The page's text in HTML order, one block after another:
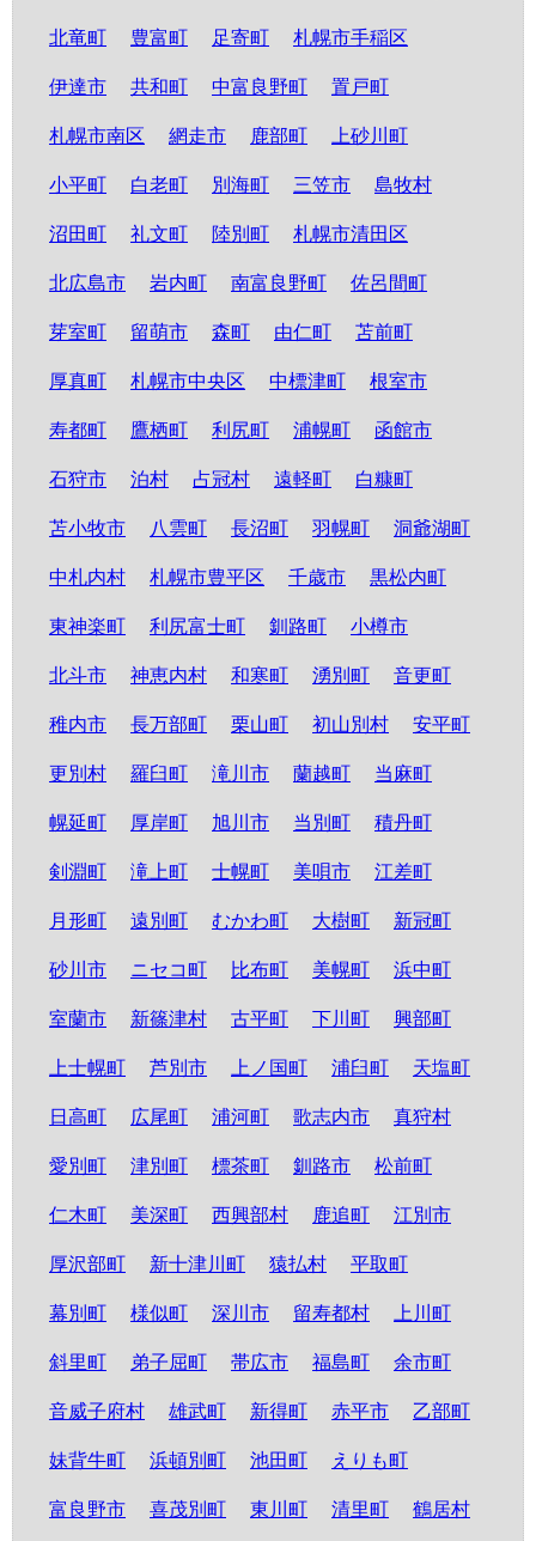
北竜町 豊富町 足寄町 札幌市手稲区
伊達市 共和町 中富良野町 置戸町
札幌市南区 網走市 鹿部町 上砂川町
小平町 白老町 別海町 三笠市 島牧村
沼田町 礼文町 陸別町 札幌市清田区
北広島市 岩内町 南富良野町 佐呂間町
芽室町 留萌市 森町 由仁町 苫前町
厚真町 札幌市中央区 中標津町 根室市
寿都町 鷹栖町 利尻町 浦幌町 函館市
石狩市 泊村 占冠村 遠軽町 白糠町
苫小牧市 八雲町 長沼町 羽幌町 洞爺湖町
中札内村 札幌市豊平区 千歳市 黒松内町
東神楽町 利尻富士町 釧路町 小樽市
北斗市 神恵内村 和寒町 湧別町 音更町
稚内市 長万部町 栗山町 初山別村 安平町
更別村 羅臼町 滝川市 蘭越町 当麻町
幌延町 厚岸町 旭川市 当別町 積丹町
剣淵町 滝上町 士幌町 美唄市 江差町
月形町 遠別町 むかわ町 大樹町 新冠町
砂川市 ニセコ町 比布町 美幌町 浜中町
室蘭市 新篠津村 古平町 下川町 興部町
上士幌町 芦別市 上ノ国町 浦臼町 天塩町
日高町 広尾町 浦河町 歌志内市 真狩村
愛別町 津別町 標茶町 釧路市 松前町
仁木町 美深町 西興部村 鹿追町 江別市
厚沢部町 新十津川町 猿払村 平取町
幕別町 様似町 深川市 留寿都村 上川町
斜里町 弟子屈町 帯広市 福島町 余市町
音威子府村 雄武町 新得町 赤平市 乙部町
妹背牛町 浜頓別町 池田町 えりも町
富良野市 喜茂別町 東川町 清里町 鶴居村